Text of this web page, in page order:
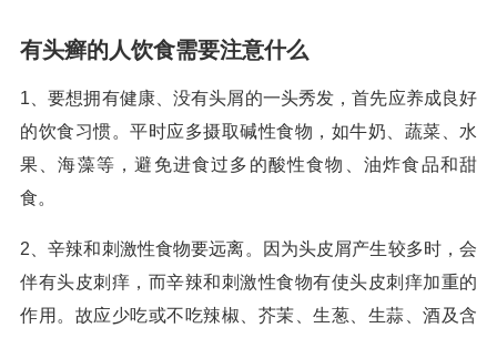
有头癣的人饮食需要注意什么
1、要想拥有健康、没有头屑的一头秀发，首先应养成良好
的饮食习惯。平时应多摄取碱性食物，如牛奶、蔬菜、水
果、海藻等，避免进食过多的酸性食物、油炸食品和甜
食。
2、辛辣和刺激性食物要远离。因为头皮屑产生较多时，会
伴有头皮刺痒，而辛辣和刺激性食物有使头皮刺痒加重的
作用。故应少吃或不吃辣椒、芥茉、生葱、生蒜、酒及含